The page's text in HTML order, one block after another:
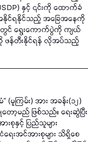
နှင့် ၎င်းကို ထောက်ခံ
နိုင်ရနိုင်သည့် အခြေအနေကို
ေတွင် ရွေးကောက်ပွဲကို ကျယ်
ဖန်တီးနိုင်ရန် လိုအပ်သည့်
(မူကြမ်း) အား အခန်း(၁၂)
တော့မည် ဖြစ်သည်။ ရေးဆွဲပြီး
စုနှင့် ပြည်သူများ
းအင်အားစုများ သိရှိစေ